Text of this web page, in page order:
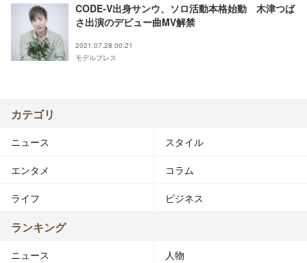
CODE-V出身サンウ、ソロ活動本格始動 木津つば
さ出演のデビュー曲MV解禁
2021.07.28 00:21
モデルプレス
カテゴリ
ニュース スタイル
エンタメ コラム
ライフ ビジネス
ランキング
ニュース 人物